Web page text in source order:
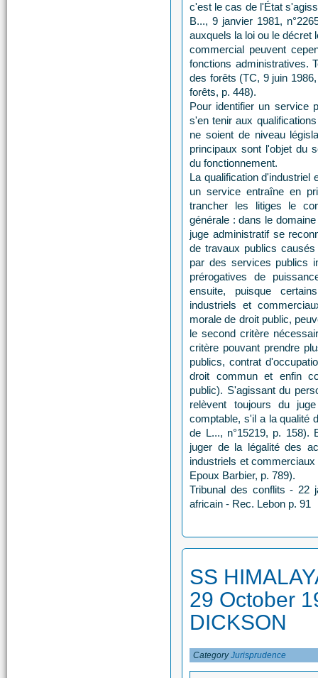
c'est le cas de l'État
B..., 9 janvier 1981,
auxquels la loi ou le décret
commercial peuvent
fonctions administratives.
des forêts (TC, 9 juin
forêts, p. 448).
Pour identifier un service
s'en tenir aux
ne soient de niveau
principaux sont l'objet du
du fonctionnement.
La qualification d'industriel
un service entraîne en
trancher les litiges le
générale : dans le
juge administratif se
de travaux publics
par des services publics
prérogatives de
ensuite, puisque
industriels et
morale de droit public,
le second critère
critère pouvant prendre
publics, contrat
droit commun et enfin
public). S'agissant du
relèvent toujours du
comptable, s'il a la qualité
de L..., n°15219, p. 158).
juger de la légalité des
industriels et
Epoux Barbier, p. 789).
Tribunal des conflits - 22
africain - Rec. Lebon p. 91
SS
29 October
DICKSON
CategoryJurisprudence